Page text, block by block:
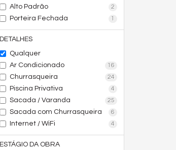
Alto Padrão 2
Porteira Fechada 1
DETALHES
Qualquer
Ar Condicionado
16
Churrasqueira 24
Piscina Privativa 4
Sacada / Varanda 25
Sacada com Churrasqueira 6
Internet / WiFi 4
ESTÁGIO DA OBRA